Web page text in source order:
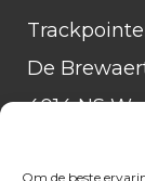
Om de beste
De
4014 NS
085-